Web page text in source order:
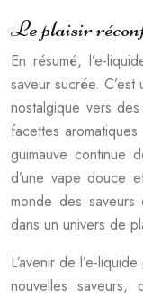
Le plaisir
En résumé, l’e-
saveur sucrée.
nostalgique vers
facettes
guimauve continue
d’une vape douce
monde des
dans un univers de
L’avenir de l’e-
nouvelles saveurs,